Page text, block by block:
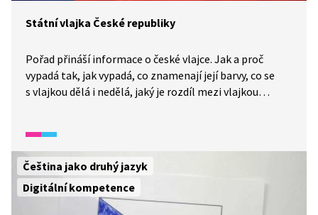
Státní vlajka České republiky
Pořad přináší informace o české vlajce. Jak a proč
vypadá tak, jak vypadá, co znamenají její barvy, co se
s vlajkou dělá i nedělá, jaký je rozdíl mezi vlajkou
Čeština jako druhý jazyk
Digitální kompetence